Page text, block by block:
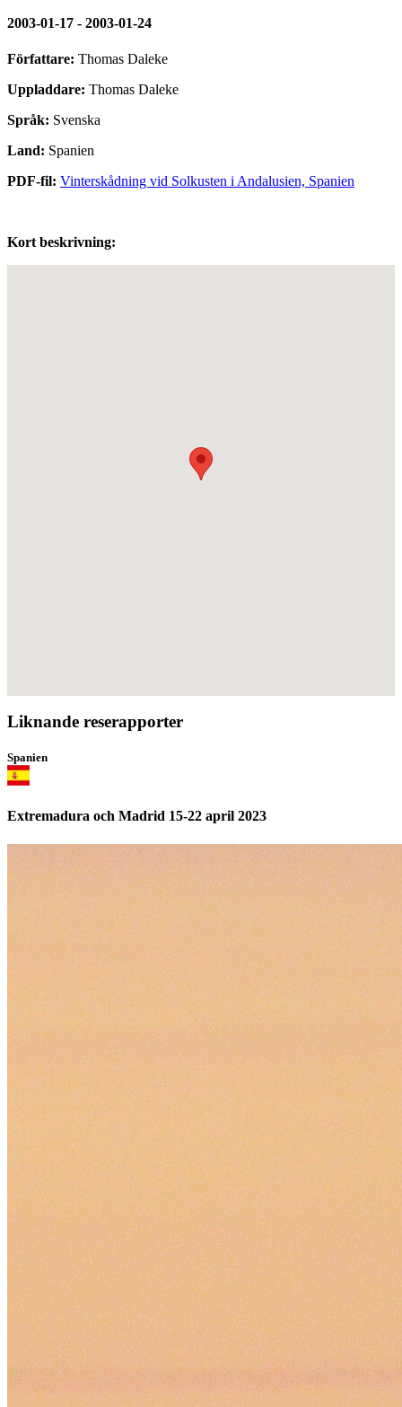
2003-01-17 - 2003-01-24
Författare: Thomas Daleke
Uppladdare: Thomas Daleke
Språk: Svenska
Land: Spanien
PDF-fil: Vinterskådning vid Solkusten i Andalusien, Spanien
Kort beskrivning:
Liknande reserapporter
Spanien
Extremadura och Madrid 15-22 april 2023